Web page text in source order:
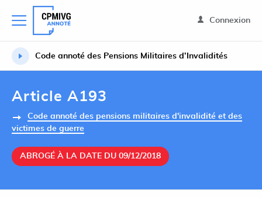
Connexion
Code annoté des Pensions Militaires d’Invalidités
Article A193
Code annoté des pensions militaires d'invalidité et des
victimes de guerre
ABROGÉ À LA DATE DU 09/12/2018